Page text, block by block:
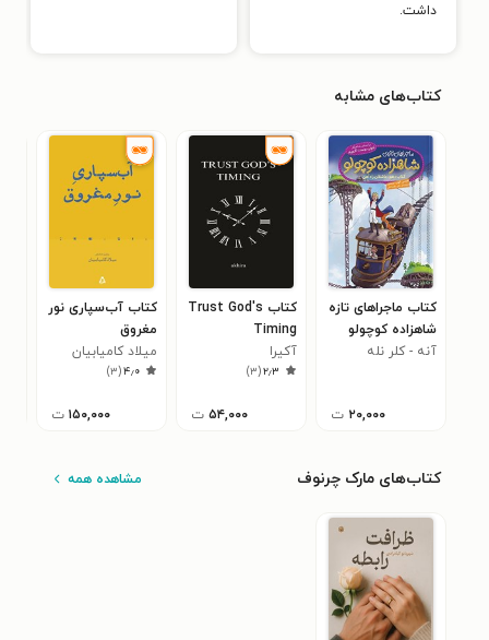
داشت.
کتاب‌های مشابه
کتاب ماجراهای تازه
شاهزاده کوچولو
(کتاب دهم؛ سیاره
آنه - کلر نله
۲۰,۰۰۰ ت
کتاب Trust God's
Timing
آکیرا ‍
۲٫۳(۳)
۵۴,۰۰۰ ت
کتاب آب‌سپاری نور
مغروق
میلاد کامیابیان
۴٫۰(۳)
۱۵۰,۰۰۰ ت
کتاب‌های مارک چرنوف مشاهده همه